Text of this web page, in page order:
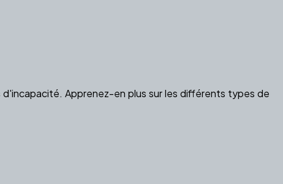
Apprenez-en plus sur les différents types de